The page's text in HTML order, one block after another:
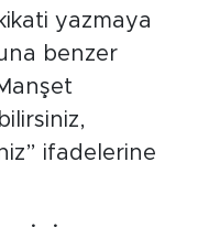
yazmaya
benzer
ifadelerine